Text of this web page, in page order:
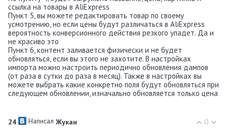
ссылка на товары в AliExpress
Пункт 5, вы можете редактировать товар по своему
усмотрению, но если цены будут различаться в AliExpress
вероятность конверсионного действия резкого упадет. Да и
не красиво это
Пункт 6, контент заливается физически и не будет
обновляться, если вы этого не захотите. В настройках
импорта можно настроить периодично обновления дампов
(от раза в сутки до раза в месяц). Также в настройках вы
можете выбрать какие конкретно поля будут обновляться при
следующем обновлении, изначально обновляется только цена
0
24 Написал Жукан